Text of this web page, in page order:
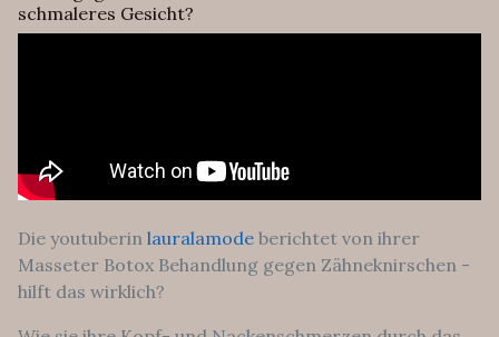
schmaleres Gesicht?
Die youtuberin lauralamode berichtet von ihrer
Masseter Botox Behandlung gegen Zähneknirschen -
hilft das wirklich?